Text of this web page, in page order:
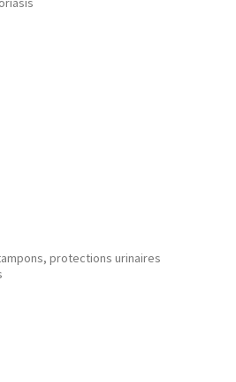
protections urinaires